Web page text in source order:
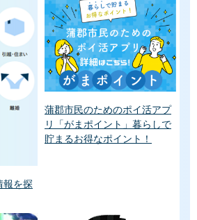
報を探
蒲郡市民のためのポイ活アプ
リ「がまポイント」暮らしで
貯まるお得なポイント！